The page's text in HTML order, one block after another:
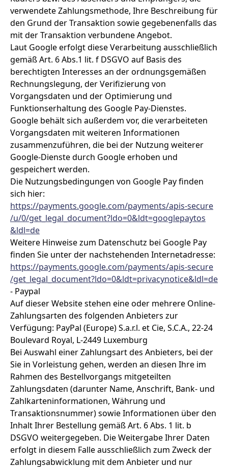
verwendete Zahlungsmethode, Ihre Beschreibung für
den Grund der Transaktion sowie gegebenenfalls das
mit der Transaktion verbundene Angebot.
Laut Google erfolgt diese Verarbeitung ausschließlich
gemäß Art. 6 Abs.1 lit. f DSGVO auf Basis des
berechtigten Interesses an der ordnungsgemäßen
Rechnungslegung, der Verifizierung von
Vorgangsdaten und der Optimierung und
Funktionserhaltung des Google Pay-Dienstes.
Google behält sich außerdem vor, die verarbeiteten
Vorgangsdaten mit weiteren Informationen
zusammenzuführen, die bei der Nutzung weiterer
Google-Dienste durch Google erhoben und
gespeichert werden.
Die Nutzungsbedingungen von Google Pay finden
sich hier:
https://payments.google.com/payments/apis-secure
/u/0/get_legal_document?ldo=0&ldt=googlepaytos
&ldl=de
Weitere Hinweise zum Datenschutz bei Google Pay
finden Sie unter der nachstehenden Internetadresse:
https://payments.google.com/payments/apis-secure
/get_legal_document?ldo=0&ldt=privacynotice&ldl=de
- Paypal
Auf dieser Website stehen eine oder mehrere Online-
Zahlungsarten des folgenden Anbieters zur
Verfügung: PayPal (Europe) S.a.r.l. et Cie, S.C.A., 22-24
Boulevard Royal, L-2449 Luxemburg
Bei Auswahl einer Zahlungsart des Anbieters, bei der
Sie in Vorleistung gehen, werden an diesen Ihre im
Rahmen des Bestellvorgangs mitgeteilten
Zahlungsdaten (darunter Name, Anschrift, Bank- und
Zahlkarteninformationen, Währung und
Transaktionsnummer) sowie Informationen über den
Inhalt Ihrer Bestellung gemäß Art. 6 Abs. 1 lit. b
DSGVO weitergegeben. Die Weitergabe Ihrer Daten
erfolgt in diesem Falle ausschließlich zum Zweck der
Zahlungsabwicklung mit dem Anbieter und nur